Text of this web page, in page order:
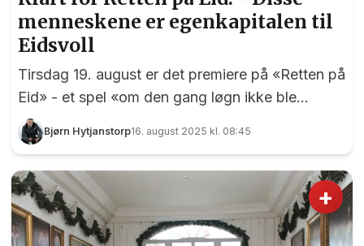
menneskene er egenkapitalen til
Eidsvoll
Tirsdag 19. august er det premiere på «Retten på
Eid» - et spel «om den gang løgn ikke ble
sannhet», som er undertittelen. Manusforfattere
er Hanne Østby og Arne Sundli, og med på laget
Eidsvold – sist sett i rollen som Vidkun Quisling i
storfilmen "Quislings siste dager" som kom i
2024. Det er for tiden hektisk aktivitet i
Bjørn Hytjanstorp16. august 2025 kl. 08:45
+